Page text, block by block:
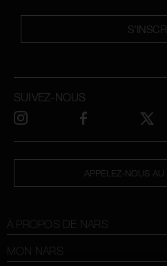
APPELEZ-NOUS
À PROPOS DE NARS
MON NARS
SUIVEZ-NOUS